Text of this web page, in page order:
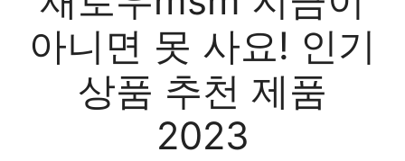
아니면 못 사요! 인기
상품 추천 제품
2023